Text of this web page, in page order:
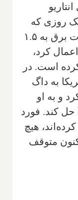
روزی که
گمرکی ۲۵ درصدی روی صادرات برق به ۱.۵
آمریکا اعمال کرد،
کرده است. در
به داگ
و به او
حل کند. فورد
هیچ
متوقف